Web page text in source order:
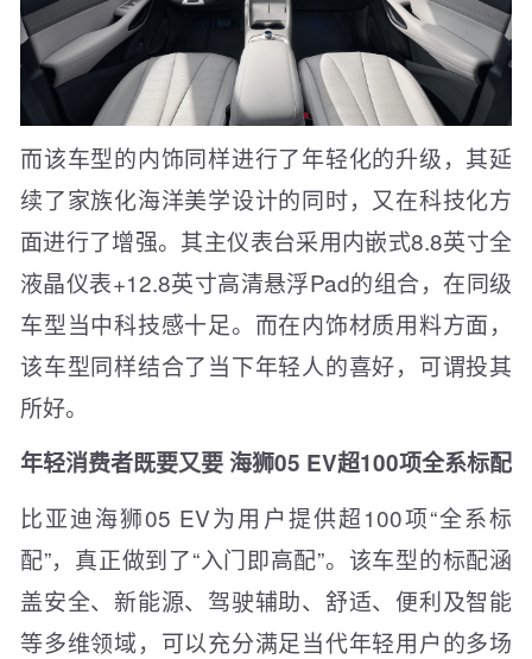
而该车型的内饰同样进行了年轻化的升级，其延
续了家族化海洋美学设计的同时，又在科技化方
面进行了增强。其主仪表台采用内嵌式8.8英寸全
液晶仪表+12.8英寸高清悬浮Pad的组合，在同级
车型当中科技感十足。而在内饰材质用料方面，
该车型同样结合了当下年轻人的喜好，可谓投其
所好。
年轻消费者既要又要 海狮05 EV超100项全系标配
比亚迪海狮05 EV为用户提供超100项“全系标
配”，真正做到了“入门即高配”。该车型的标配涵
盖安全、新能源、驾驶辅助、舒适、便利及智能
等多维领域，可以充分满足当代年轻用户的多场